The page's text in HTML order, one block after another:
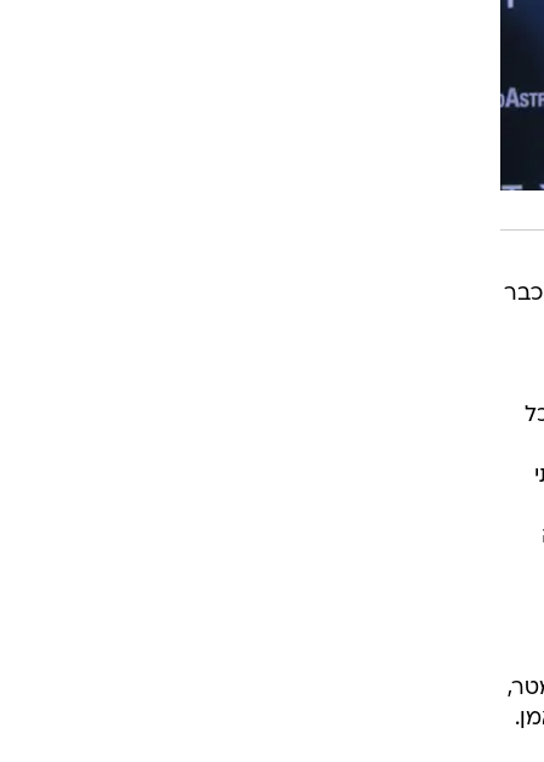
כבר
וראיתי את בראד משתלשל על כבלים מגובה של 12 מטר,